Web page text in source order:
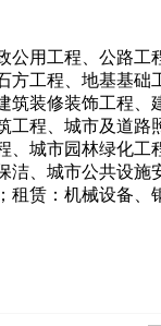
公用工程、公路工
方工程、地基基础
筑装修装饰工程、
工程、城市及道路
、城市园林绿化工
洁、城市公共设施
租赁：机械设备、